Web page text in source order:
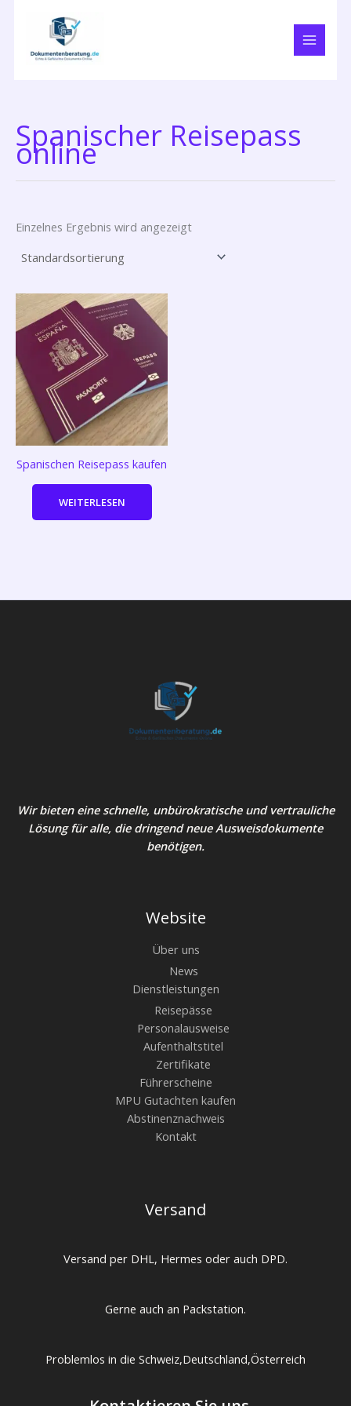
Spanischer Reisepass
online
Einzelnes Ergebnis wird angezeigt
Spanischen Reisepass kaufen
WEITERLESEN
Wir bieten eine schnelle, unbürokratische und vertrauliche
Lösung für alle, die dringend neue Ausweisdokumente
benötigen.
Website
Über uns
News
Dienstleistungen
Reisepässe
Personalausweise
Aufenthaltstitel
Zertifikate
Führerscheine
MPU Gutachten kaufen
Abstinenznachweis
Kontakt
Versand
Versand per DHL, Hermes oder auch DPD.
Gerne auch an Packstation.
Problemlos in die Schweiz,Deutschland,Österreich